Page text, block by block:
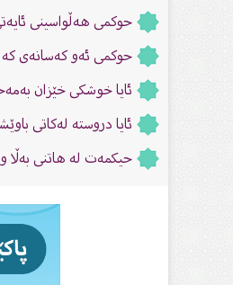
حوكمی هەڵواسینی
حوکمی ئەو کەسانەی
ئایا خوشکی خێزان
ئایا دروستە لەكاتی
حیکمەت لە هاتنى